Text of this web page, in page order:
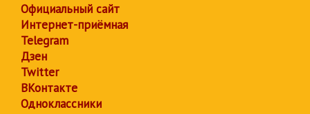
Официальный сайт
Интернет-приёмная
Telegram
Дзен
Twitter
ВКонтакте
Одноклассники